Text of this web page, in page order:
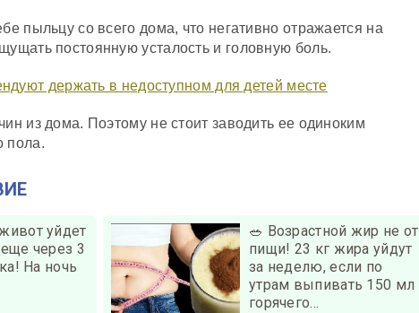
пыльцу со всего дома, что негативно отражается на
постоянную усталость и головную боль.
из дома. Поэтому не стоит заводить ее одиноким
пола.
уйдет
через 3
На ночь
🥗 Возрастной жир не от
пищи! 23 кг жира уйдут
за неделю, если по
утрам выпивать 150 мл
горячего...